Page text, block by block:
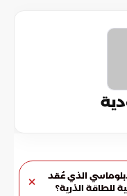
الذي عُقد
للطاقة الذرية؟